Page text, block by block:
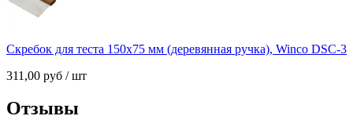
Скребок для теста 150х75 мм (деревянная ручка), Winco DSC-3
311,00 руб / шт
Отзывы